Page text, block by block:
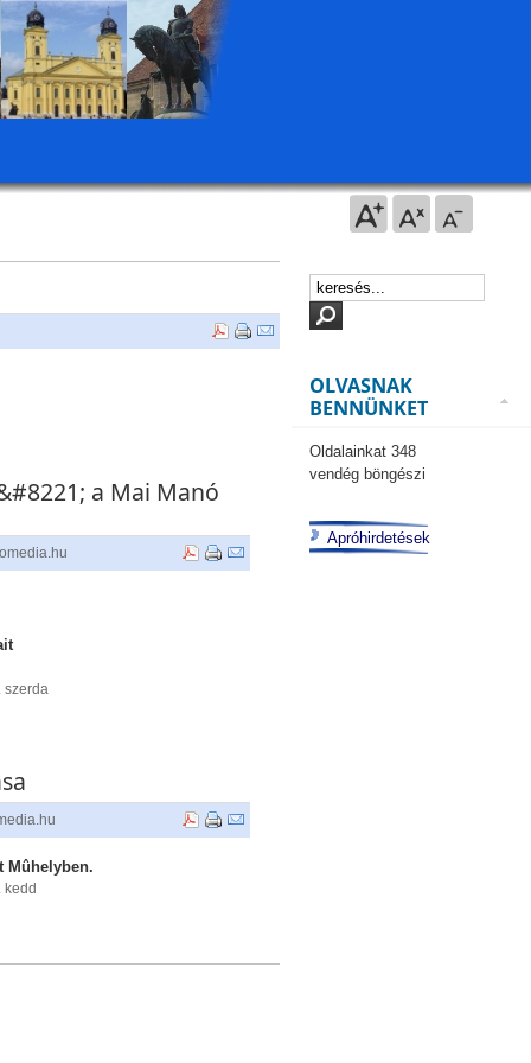
a Mai Manó
szerda
Mûhelyben.
kedd
OLVASNAK
BENNÜNKET
Oldalainkat 348
vendég böngészi
Apróhirdetések